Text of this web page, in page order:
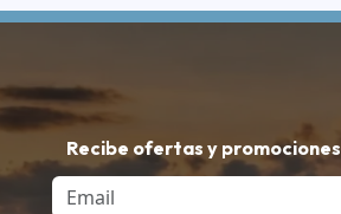
Recibe ofertas y promociones
Email